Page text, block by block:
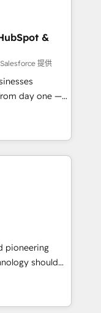
so it
across the
the growth
&
提供
day one —
increases.
we
modern
our team
with real
have
us a practical
need
evolve. Since
software,
services and
pioneering
way around.
KPIs.